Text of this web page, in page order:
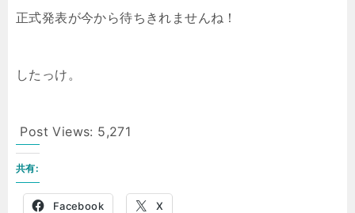
正式発表が今から待ちきれませんね！
したっけ。
Post Views: 5,271
共有:
Facebook X